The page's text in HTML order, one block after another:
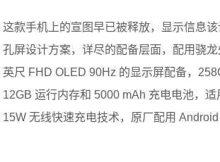
这款手机上的宣图早已被释放，显示信息
孔屏设计方案，详尽的配备层面，配用骁
英尺 FHD OLED 90Hz 的显示屏配备，
12GB 运行内存和 5000 mAh 充电电池，适
15W 无线快速充电技术，原厂配用 Android